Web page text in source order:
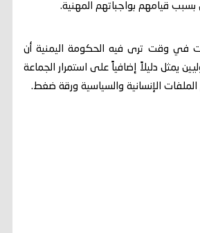
بسبب قيامهم بواجباتهم المهنية.
في وقت ترى فيه الحكومة اليمنية أن
يمثل دليلاً إضافياً على استمرار الجماعة
الإنسانية والسياسية ورقة ضغط.